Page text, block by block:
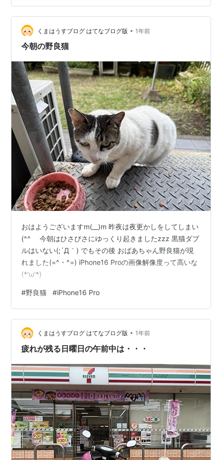
ダメと言われていない） 購入したものはこちら。 AZLA
SednaEarfit max for AirPods Pro。 ゴム部分が医療用の
シリコンで出来ているので、痒くなり…
くまはうすブログ はてなブログ版 • 1年前
今朝の野良猫
おはようございますm(__)m 昨夜は夜更かしをしてしまい
(^^ゞ 今朝はひさびさにゆっくり起きましたzzz 黒猫ダブ
ルはいない(;´Д｀) でもその後 おばあちゃん野良猫が現
れました(=^・^=) iPhone16 Proの画像解像度って高いな
(*'ω'*)
#野良猫 #iPhone16 Pro
くまはうすブログ はてなブログ版 • 1年前
疲れが残る日曜日の午前中は・・・